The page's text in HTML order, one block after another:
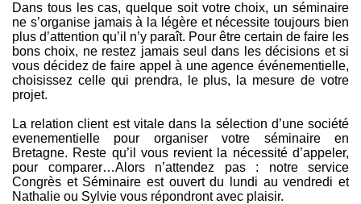
Dans tous les cas, quelque soit votre choix, un séminaire
ne s’organise jamais à la légère et nécessite toujours bien
plus d’attention qu’il n’y paraît. Pour être certain de faire les
bons choix, ne restez jamais seul dans les décisions et si
vous décidez de faire appel à une agence événementielle,
choisissez celle qui prendra, le plus, la mesure de votre
projet.
La relation client est vitale dans la sélection d’une société
evenementielle pour organiser votre séminaire en
Bretagne. Reste qu’il vous revient la nécessité d’appeler,
pour comparer…Alors n’attendez pas : notre service
Congrès et Séminaire est ouvert du lundi au vendredi et
Nathalie ou Sylvie vous répondront avec plaisir.